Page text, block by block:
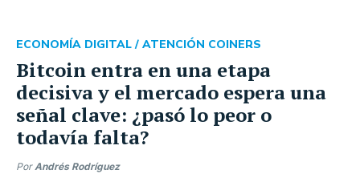
Bitcoin entra en una etapa
decisiva y el mercado espera una
señal clave: ¿pasó lo peor o
todavía falta?
ECONOMÍA DIGITAL / ATENCIÓN COINERS
PorAndrés Rodríguez